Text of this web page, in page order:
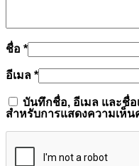
ชื่อ *
อีเมล *
บันทึกชื่อ, อีเมล และชื่อ
สำหรับการแสดงความเห็น